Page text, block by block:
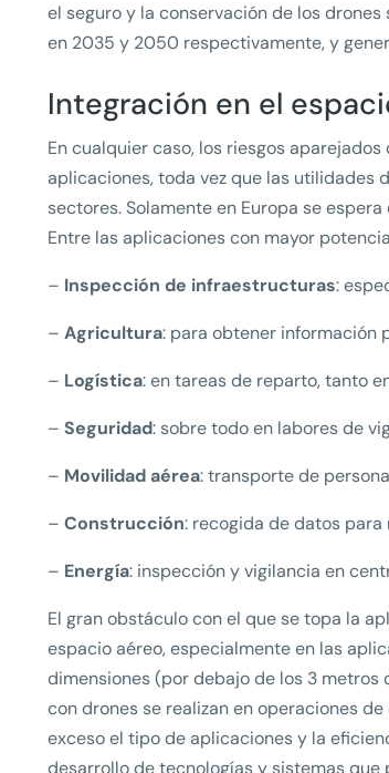
el seguro y la conservación de los
en 2035 y 2050 respectivamente, y
Integración en el
En cualquier caso, los riesgos
aplicaciones, toda vez que las utilidades
sectores. Solamente en Europa se
Entre las aplicaciones con mayor
– Inspección de infraestructuras:
–Agricultura: para obtener información
– Logística: en tareas de reparto, tanto
–Seguridad: sobre todo en labores de
– Movilidad aérea: transporte de
–Construcción: recogida de datos
– Energía: inspección y vigilancia en
El gran obstáculo con el que se topa la
espacio aéreo, especialmente en las
dimensiones (por debajo de los 3 metros
con drones se realizan en operaciones
exceso el tipo de aplicaciones y la